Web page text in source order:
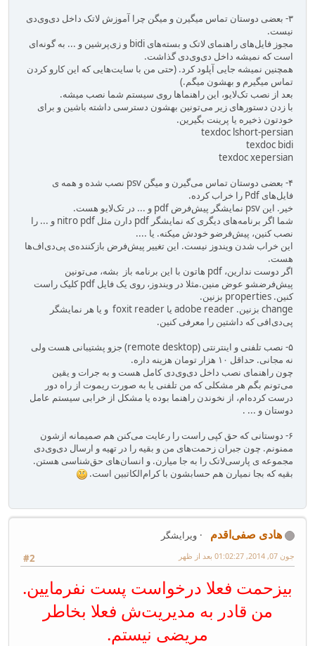
۳- بعضی دوستان تماس میگیرن و میگن چرا آموزش لاتک داخل دی‌وی‌دی
نیست.
مجوز فایل‌های راهنمای لاتک و بسته‌های bidi و زی‌پرشین و ... به گونه‌ای
است که نمیشه داخل دی‌وی‌دی گذاشت.
همچنین نمیشه جایی آپلود کرد. (حتی من با سایت‌هایی که این کارو کردن
تماس میگیرم و بهشون میگم.)
بعد از نصب تک‌لایو، این راهنماها روی سیستم شما نصب میشه.
با زدن دستورهای زیر می‌تونین بهشون دسترسی داشته باشین و برای
خودتون ذخیره یا پرینت بگیرین.
texdoc lshort-persian
texdoc bidi
texdoc xepersian
۴- بعضی دوستان تماس می‌گیرن و میگن psv نصب شده و همه ی
فایل‌های Pdf را خراب کرده.
خیر. این psv نمایشگر پیش‌فرض pdf و ... در تک‌لایو هست.
شما اگر برنامه‌های دیگری که نمایشگر pdf دارن مثل nitro pdf و ... را
نصب کنین، پیش‌فرضو خودش میکنه. یا ....
این خراب شدن ویندوز نیست. این تغییر پیش‌فرض بازکننده‌ی پی‌دی‌اف‌ها
هست.
اگر دوست ندارین، pdf هاتون با این برنامه باز بشه، می‌تونین
پیش‌فرضشو عوض منین.مثلا در ویندوز، روی یک فایل pdf کلیک راست
کنین. properties بزنین.
change بزنین. adobe reader یا foxit reader و یا هر نمایشگر
پی‌دی‌افی که داشتین را معرفی کنین.
۵- نصب تلفنی و اینترنتی (remote desktop) جزو پشتیبانی هست ولی
نه مجانی. حداقل ۱۰ هزار تومان هزینه داره.
چون راهنمای نصب داخل دی‌وی‌دی کامل هست و به جرات و یقین
می‌تونم بگم هر مشکلی که من تلفنی یا به صورت ریموت از راه دور
درست کرده‌ام، از نخوندن راهنما بوده یا مشکل از خرابی سیستم عامل
دوستان و ... .
۶- دوستانی که حق کپی راست را رعایت می‌کنن هم صمیمانه ازشون
ممنونم. چون جبران زحمت‌های من و بقیه را در تهیه و ارسال دی‌وی‌دی
مجموعه ی پارسی‌لاتک را به جا میارن. و انسان‌های حق‌شناسی هستن.
بقیه که بجا نمیارن هم حسابشون با کرام‌الکاتبین است.
هادی صفی‌اقدم
ویرایشگر
#2
جون 07, 2014, 01:02:27 بعد از ظهر
بیزحمت فعلا درخواست پست نفرمایین.
من قادر به مدیریت‌ش فعلا بخاطر
مریضی نیستم.